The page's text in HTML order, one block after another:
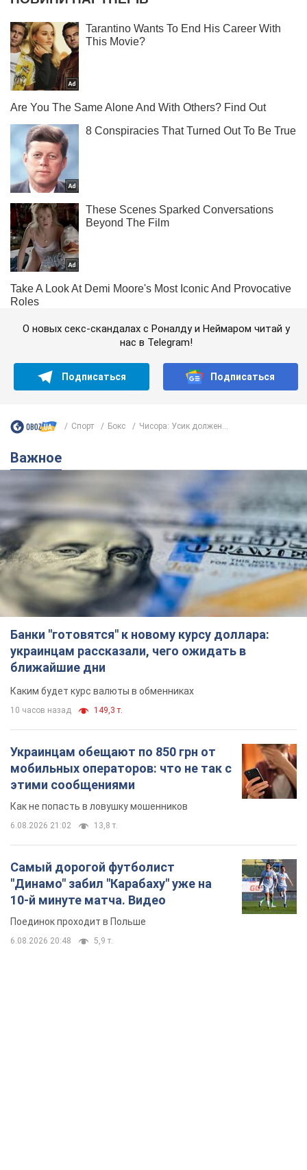
О новых секс-скандалах с Роналду и Неймаром читай у
нас в Telegram!
Подписаться Подписаться
Спорт Бокс Чисора: Усик должен...
Важное
Банки "готовятся" к новому курсу доллара:
украинцам рассказали, чего ожидать в
ближайшие дни
Каким будет курс валюты в обменниках
10 часов назад 149,3 т.
Украинцам обещают по 850 грн от
мобильных операторов: что не так с
этими сообщениями
Как не попасть в ловушку мошенников
6.08.2026 21:02 13,8 т.
Самый дорогой футболист
"Динамо" забил "Карабаху" уже на
10-й минуте матча. Видео
Поединок проходит в Польше
6.08.2026 20:48 5,9 т.